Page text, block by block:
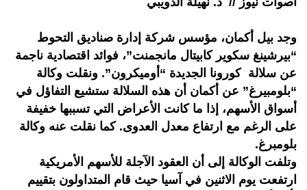
وجد بيل أكمان، مؤسس شركة إدارة صناديق التحوط
“بيرشينغ سكوير كابيتال مانجمنت”، فوائد اقتصادية ناجمة
عن سلالة كورونا الجديدة “أوميكرون”. ونقلت وكالة
“بلومبيرغ” عن أكمان أن هذه السلالة ستشيع التفاؤل في
أسواق الأسهم، إذا ما كانت الأعراض التي تسببها خفيفة
على الرغم مع ارتفاع معدل العدوى. كما نقلت عنه وكالة
بلومبرغ.
وتلفت الوكالة إلى أن العقود الآجلة للأسهم الأمريكية
ارتفعت يوم الاثنين في آسيا حيث قام المتداولون بتقييم